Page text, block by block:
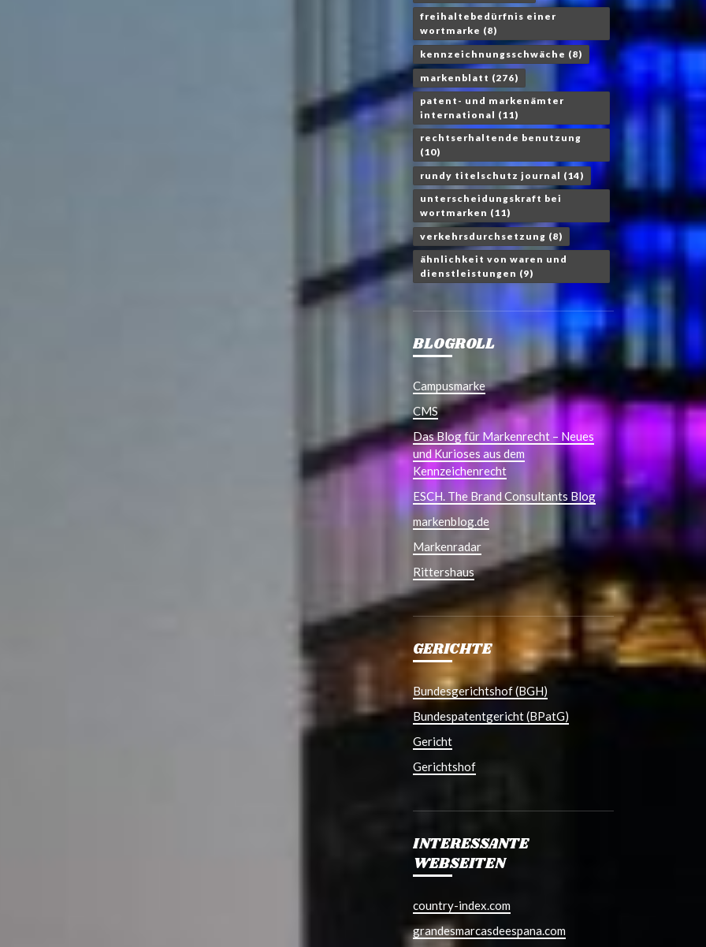
freihaltebedürfnis einer
wortmarke (8)
kennzeichnungsschwäche (8)
markenblatt (276)
patent- und markenämter
international (11)
rechtserhaltende benutzung
(10)
rundy titelschutz journal (14)
unterscheidungskraft bei
wortmarken (11)
verkehrsdurchsetzung (8)
ähnlichkeit von waren und
dienstleistungen (9)
BLOGROLL
Campusmarke
CMS
Das Blog für Markenrecht – Neues
und Kurioses aus dem
Kennzeichenrecht
ESCH. The Brand Consultants Blog
markenblog.de
Markenradar
Rittershaus
GERICHTE
Bundesgerichtshof (BGH)
Bundespatentgericht (BPatG)
Gericht
Gerichtshof
INTERESSANTE
WEBSEITEN
country-index.com
grandesmarcasdeespana.com